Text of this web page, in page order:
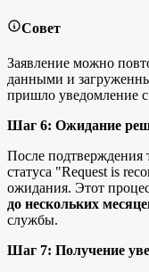
Совет
Заявление можно
данными и
пришло уведомление
Шаг 6: Ожидание
После подтверждения
статуса "Request is
ожидания. Этот
до нескольких
службы.
Шаг 7: Получение